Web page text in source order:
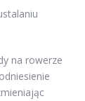
na rowerze